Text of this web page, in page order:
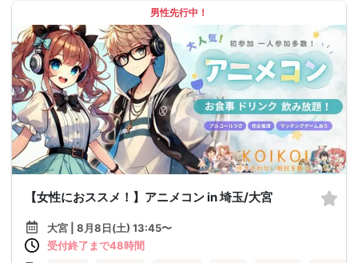
男性先行中！
【女性におススメ！】アニメコン in 埼玉/大宮
大宮 | 8月8日(土) 13:45〜
受付終了まで48時間